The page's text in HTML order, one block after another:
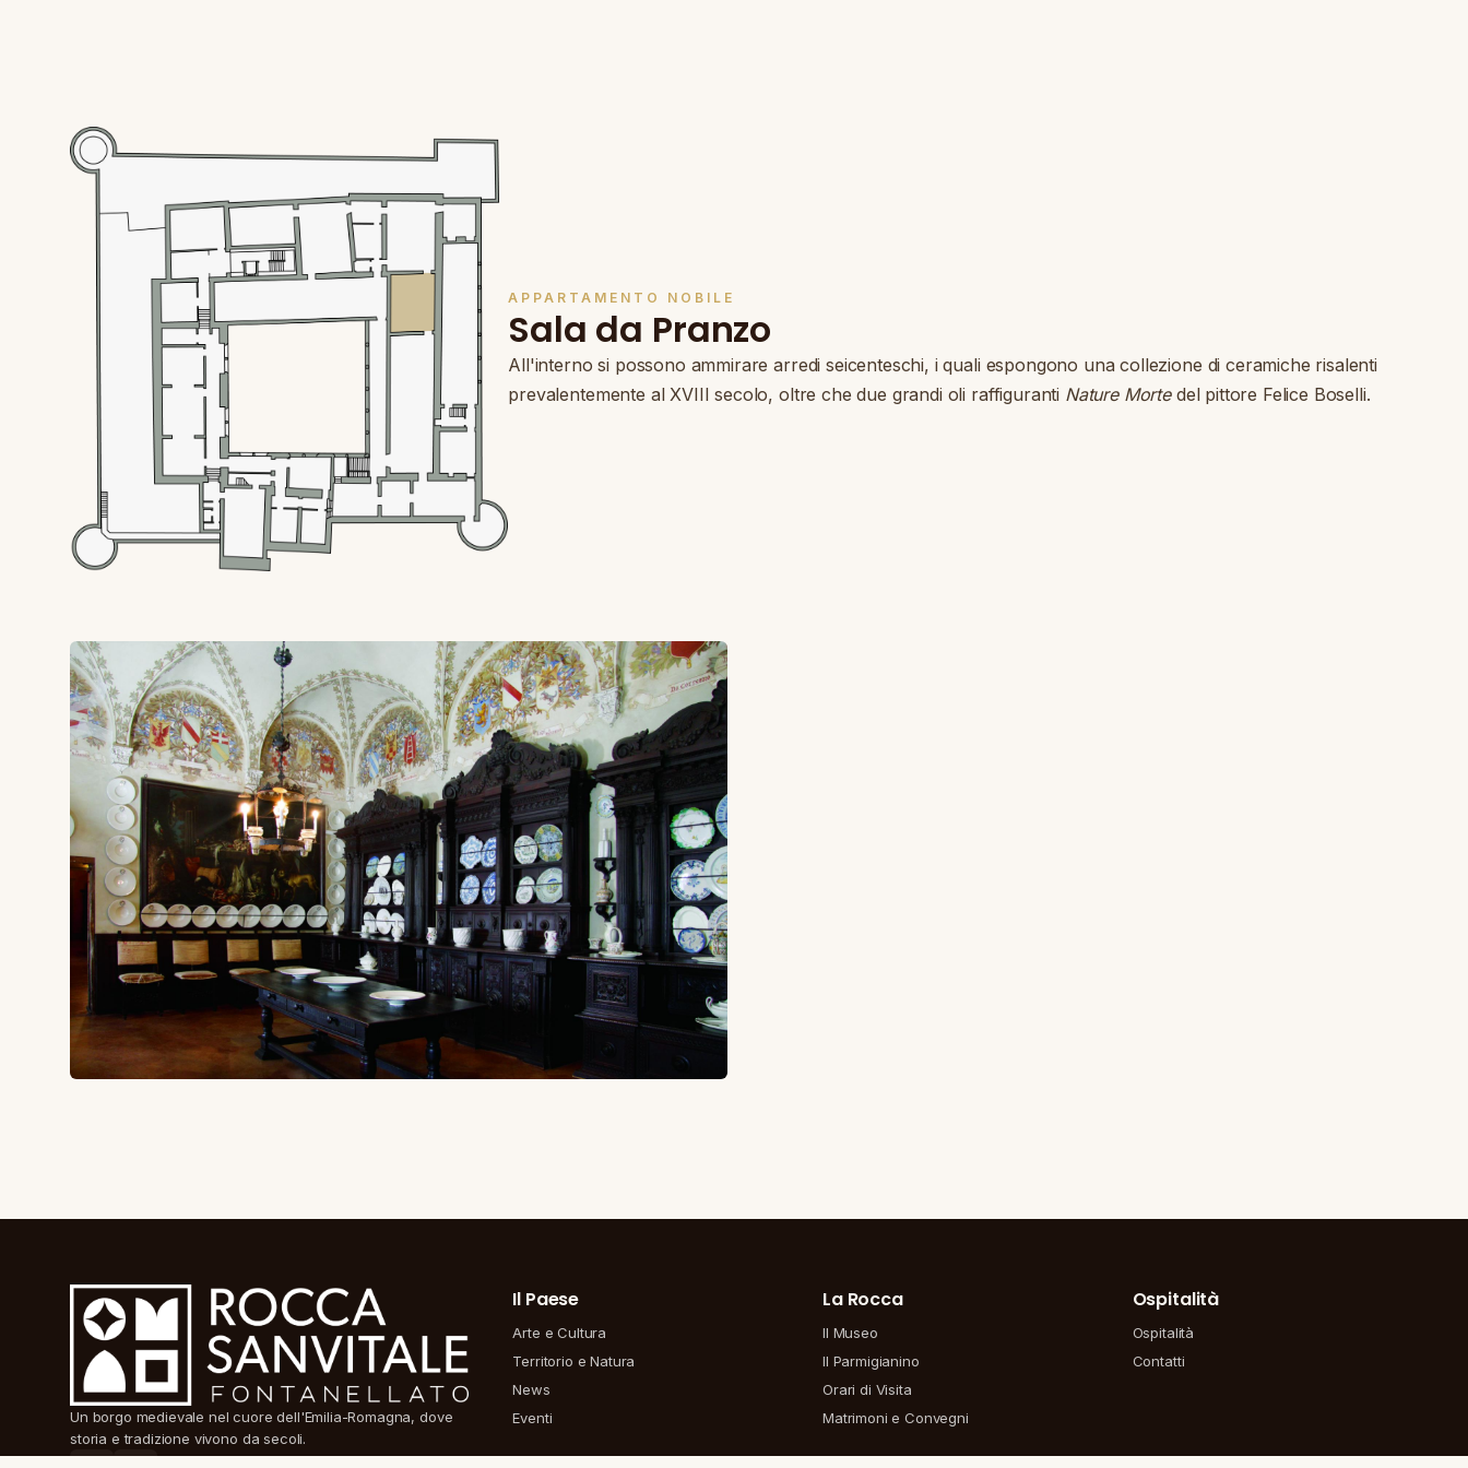
APPARTAMENTO NOBILE
Sala da Pranzo
All'interno si possono ammirare arredi seicenteschi, i quali espongono una collezione di ceramiche risalenti
prevalentemente al XVIII secolo, oltre che due grandi oli raffiguranti Nature Morte del pittore Felice Boselli.
Un borgo medievale nel cuore dell'Emilia-Romagna, dove
storia e tradizione vivono da secoli.
Il Paese
Arte e Cultura
Territorio e Natura
News
Eventi
La Rocca
Il Museo
Il Parmigianino
Orari di Visita
Matrimoni e Convegni
Ospitalità
Ospitalità
Contatti